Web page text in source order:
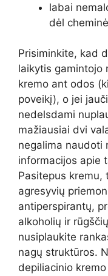
labai
dėl
Prisiminkite, kad
laikytis gamintojo
kremo ant odos
poveikį), o jei
nedelsdami
mažiausiai dvi
negalima naudoti
informacijos apie
Pasitepus kremu,
agresyvių
antiperspirantų,
alkoholių ir
nusiplaukite
nagų struktūros.
depiliacinio